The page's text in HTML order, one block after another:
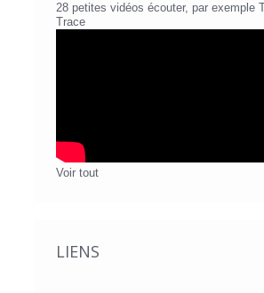
28 petites vidéos écouter, par exemple
Trace
Voir tout
LIENS